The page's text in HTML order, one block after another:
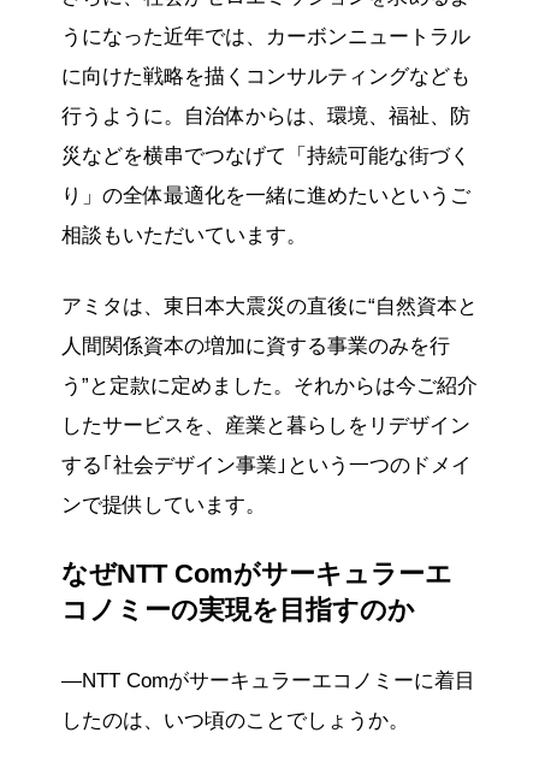
うになった近年では、カーボンニュートラル
に向けた戦略を描くコンサルティングなども
行うように。自治体からは、環境、福祉、防
災などを横串でつなげて「持続可能な街づく
り」の全体最適化を一緒に進めたいというご
相談もいただいています。
アミタは、東日本大震災の直後に“自然資本と
人間関係資本の増加に資する事業のみを行
う”と定款に定めました。それからは今ご紹介
したサービスを、産業と暮らしをリデザイン
する｢社会デザイン事業｣という一つのドメイ
ンで提供しています。
なぜNTT Comがサーキュラーエ
コノミーの実現を目指すのか
―NTT Comがサーキュラーエコノミーに着目
したのは、いつ頃のことでしょうか。